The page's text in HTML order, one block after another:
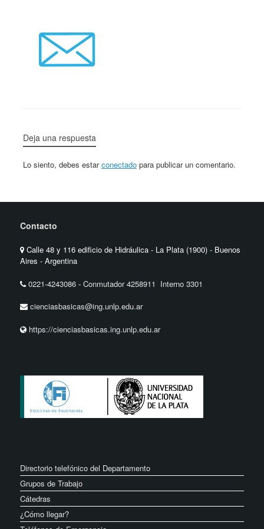
Deja una respuesta
Lo siento, debes estarconectadopara publicar un comentario.
Contacto
Calle 48 y 116 edificio de Hidráulica - La Plata (1900) - Buenos
Aires - Argentina
0221-4243086 -Conmutador 4258911 Interno 3301
cienciasbasicas@ing.unlp.edu.ar
https://cienciasbasicas.ing.unlp.edu.ar
Directorio telefónico del Departamento
Grupos de Trabajo
Cátedras
¿Cómo llegar?